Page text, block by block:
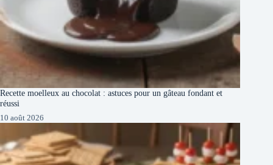
Recette moelleux au chocolat : astuces pour un gâteau fondant et
réussi
10 août 2026